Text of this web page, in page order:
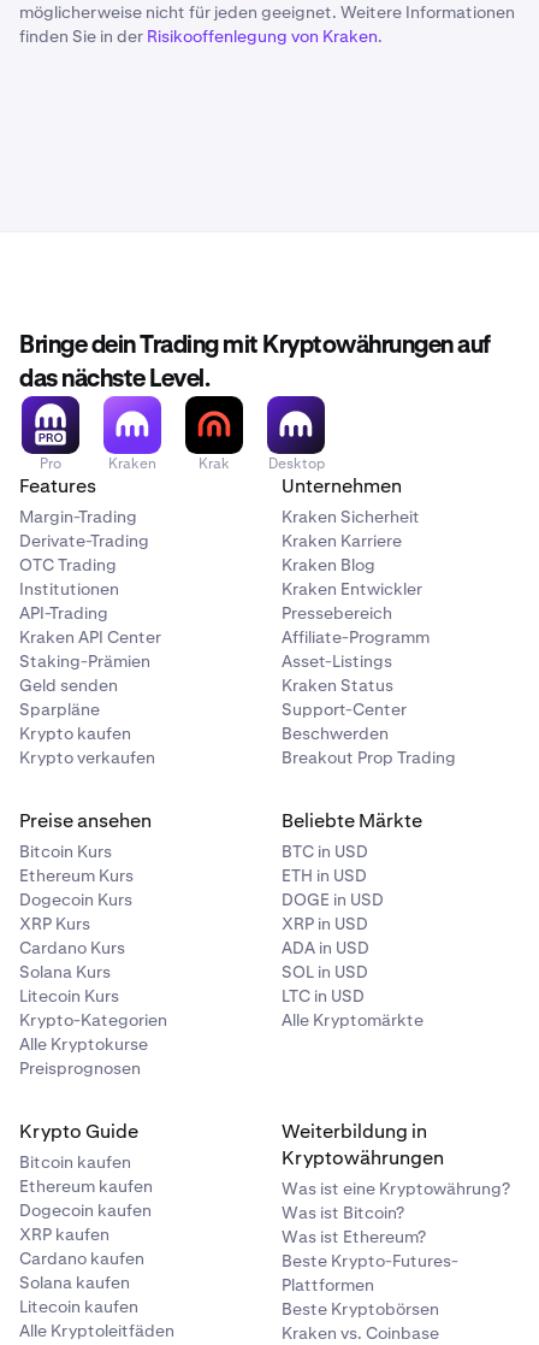
möglicherweise nicht für jeden geeignet. Weitere Informationen
finden Sie in der Risikooffenlegung von Kraken.
Bringe dein Trading mit Kryptowährungen auf
das nächste Level.
Pro Kraken Krak Desktop
Features
Margin-Trading
Derivate-Trading
OTC Trading
Institutionen
API-Trading
Kraken API Center
Staking-Prämien
Geld senden
Sparpläne
Krypto kaufen
Krypto verkaufen
Unternehmen
Kraken Sicherheit
Kraken Karriere
Kraken Blog
Kraken Entwickler
Pressebereich
Affiliate-Programm
Asset-Listings
Kraken Status
Support-Center
Beschwerden
Breakout Prop Trading
Preise ansehen
Bitcoin Kurs
Ethereum Kurs
Dogecoin Kurs
XRP Kurs
Cardano Kurs
Solana Kurs
Litecoin Kurs
Krypto-Kategorien
Alle Kryptokurse
Preisprognosen
Beliebte Märkte
BTC in USD
ETH in USD
DOGE in USD
XRP in USD
ADA in USD
SOL in USD
LTC in USD
Alle Kryptomärkte
Krypto Guide
Bitcoin kaufen
Ethereum kaufen
Dogecoin kaufen
XRP kaufen
Cardano kaufen
Solana kaufen
Litecoin kaufen
Alle Kryptoleitfäden
Weiterbildung in
Kryptowährungen
Was ist eine Kryptowährung?
Was ist Bitcoin?
Was ist Ethereum?
Beste Krypto-Futures-
Plattformen
Beste Kryptobörsen
Kraken vs. Coinbase